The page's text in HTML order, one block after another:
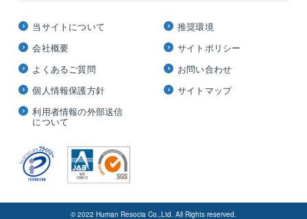
当サイトについて
会社概要
よくあるご質問
個人情報保護方針
利用者情報の外部送信
について
推奨環境
サイトポリシー
お問い合わせ
サイトマップ
© 2022 Human Resocia Co.,Ltd. All Rights reserved.